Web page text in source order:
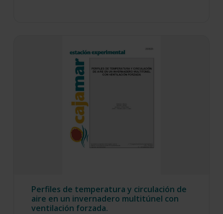
Perfiles de temperatura y circulación de
aire en un invernadero multitúnel con
ventilación forzada.